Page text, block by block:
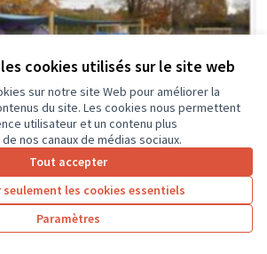
cookies utilisés sur le site web
sur notre site Web pour améliorer la
du site. Les cookies nous permettent
utilisateur et un contenu plus
nos canaux de médias sociaux.
Tout accepter
seulement les cookies essentiels
Paramètres
des murs
Soumis au vote
0